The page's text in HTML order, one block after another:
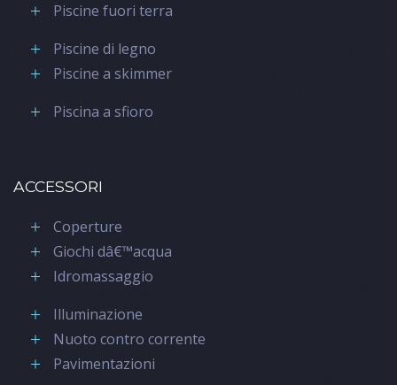
Piscine fuori terra
Piscine di legno
Piscine a skimmer
Piscina a sfioro
ACCESSORI
Coperture
Giochi dâ€™acqua
Idromassaggio
Illuminazione
Nuoto contro corrente
Pavimentazioni